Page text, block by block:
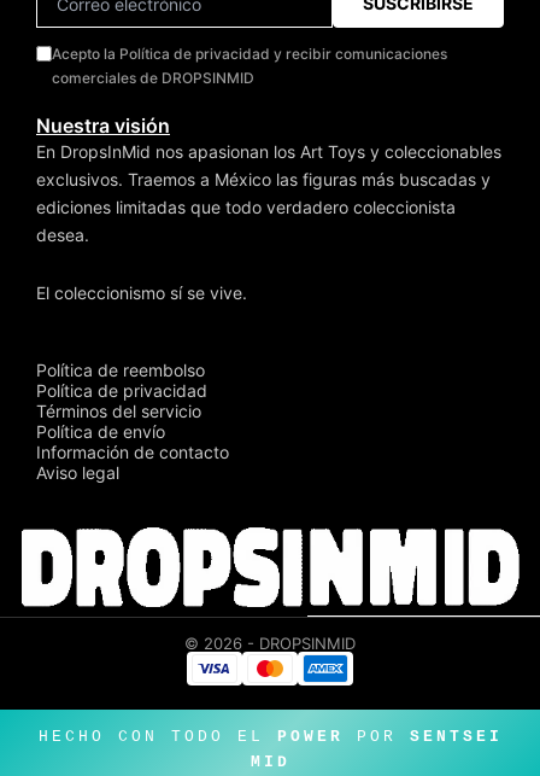
Acepto la Política de privacidad y recibir comunicaciones
comerciales de DROPSINMID
Nuestra visión
En DropsInMid nos apasionan los Art Toys y coleccionables
exclusivos. Traemos a México las figuras más buscadas y
ediciones limitadas que todo verdadero coleccionista
desea.
El coleccionismo sí se vive.
Política de reembolso
Política de privacidad
Términos del servicio
Política de envío
Información de contacto
Aviso legal
© 2026 - DROPSINMID
HECHO CON TODO EL POWER POR SENTSEI
MID